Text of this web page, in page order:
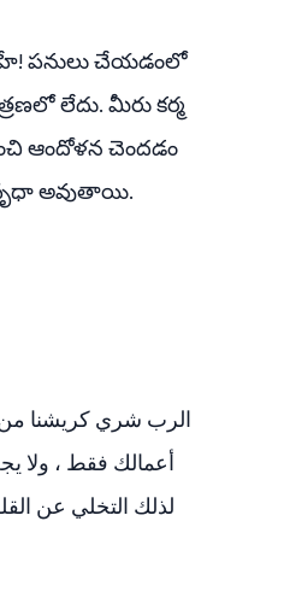
హే! పనులు చేయడంలో
లేదు. మీరు కర్మ
ఆందోళన చెందడం
అవుతాయి.
أعمالك فقط ، ولا
لذلك التخلي عن